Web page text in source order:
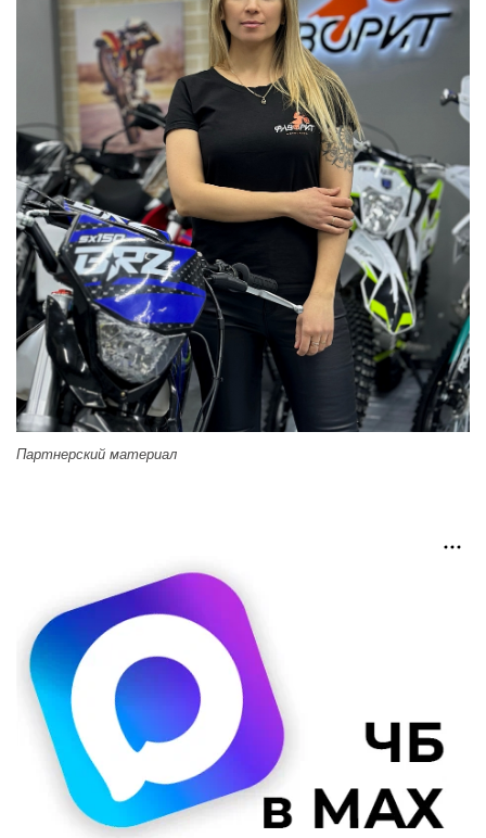
Партнерский материал